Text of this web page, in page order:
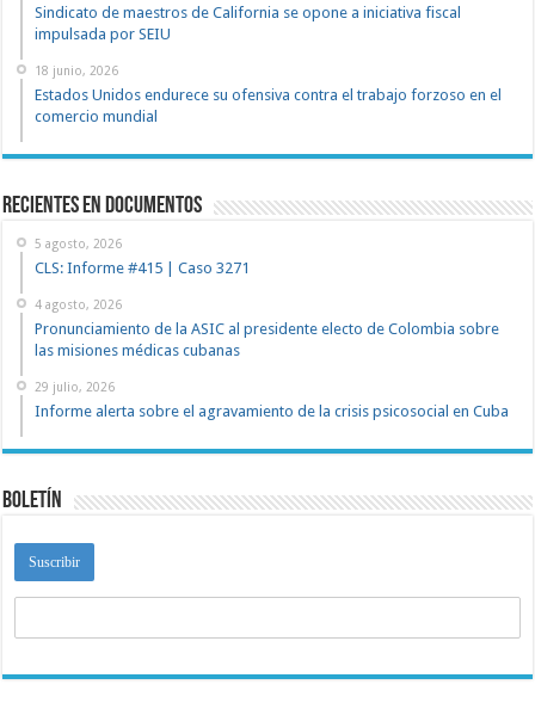
Sindicato de maestros de California se opone a iniciativa fiscal
impulsada por SEIU
18 junio, 2026
Estados Unidos endurece su ofensiva contra el trabajo forzoso en el
comercio mundial
recientes en documentos
5 agosto, 2026
CLS: Informe #415 | Caso 3271
4 agosto, 2026
Pronunciamiento de la ASIC al presidente electo de Colombia sobre
las misiones médicas cubanas
29 julio, 2026
Informe alerta sobre el agravamiento de la crisis psicosocial en Cuba
Boletín